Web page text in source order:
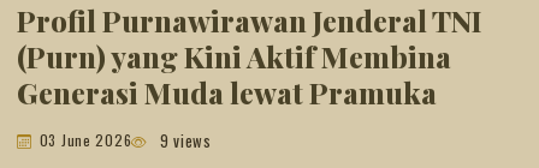
Profil Purnawirawan Jenderal TNI
(Purn) yang Kini Aktif Membina
Generasi Muda lewat Pramuka
03 June 2026 9 views